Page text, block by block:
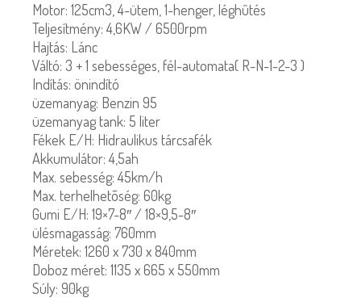
Motor: 125cm3, 4-ütem, 1-henger, léghûtés
Teljesítmény: 4,6KW / 6500rpm
Hajtás: Lánc
Váltó: 3 + 1 sebességes, fél-automata( R-N-1-2-3 )
Indítás: önindító
üzemanyag: Benzin 95
üzemanyag tank: 5 liter
Fékek E/H: Hidraulikus tárcsafék
Akkumulátor: 4,5ah
Max. sebesség: 45km/h
Max. terhelhetõség: 60kg
Gumi E/H: 19×7-8″ / 18×9,5-8″
ülésmagasság: 760mm
Méretek: 1260 x 730 x 840mm
Doboz méret: 1135 x 665 x 550mm
Súly: 90kg